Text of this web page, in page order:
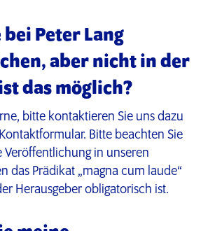
Peter Lang
aber nicht in der
ist das möglich?
bitte kontaktieren Sie uns dazu
Bitte beachten Sie
Veröffentlichung in unseren
das Prädikat „magna cum laude“
Herausgeber obligatorisch ist.